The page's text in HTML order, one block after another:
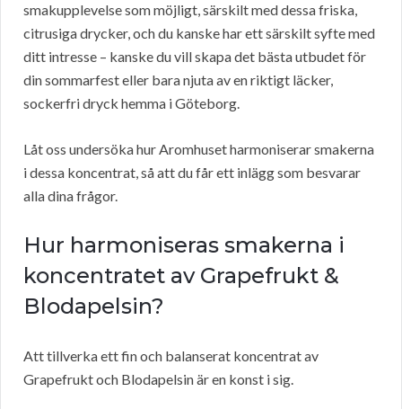
smakupplevelse som möjligt, särskilt med dessa friska,
citrusiga drycker, och du kanske har ett särskilt syfte med
ditt intresse – kanske du vill skapa det bästa utbudet för
din sommarfest eller bara njuta av en riktigt läcker,
sockerfri dryck hemma i Göteborg.
Låt oss undersöka hur Aromhuset harmoniserar smakerna
i dessa koncentrat, så att du får ett inlägg som besvarar
alla dina frågor.
Hur harmoniseras smakerna i
koncentratet av Grapefrukt &
Blodapelsin?
Att tillverka ett fin och balanserat koncentrat av
Grapefrukt och Blodapelsin är en konst i sig.